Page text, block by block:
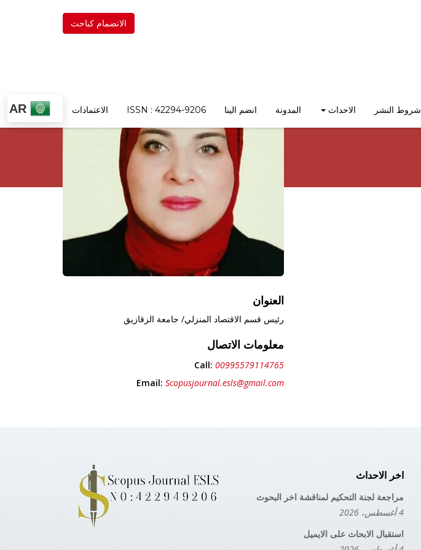
الانضمام كباحث
شروط النشر الاحداث المدونة انضم الينا ISSN : 42294-9206 الاعتمادات AR
العنوان
رئيس قسم الاقتصاد المنزلي/ جامعة الزقازيق
معلومات الاتصال
Call: 00995579114765
Email: Scopusjournal.esls@gmail.com
اخر الاحداث
مراجعة لجنة التحكيم لمناقشة اخر البحوث
4 أغسطس، 2026
استقبال الابحاث على الايميل